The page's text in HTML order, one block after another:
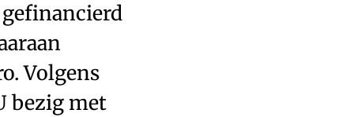
Volgens
bezig met